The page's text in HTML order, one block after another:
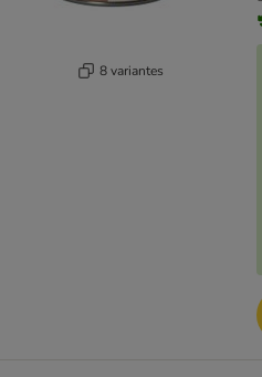
8 variantes